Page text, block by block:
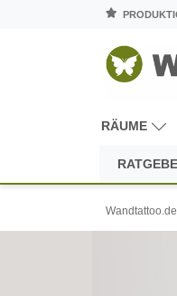
RÄUME
Wandtattoo.de